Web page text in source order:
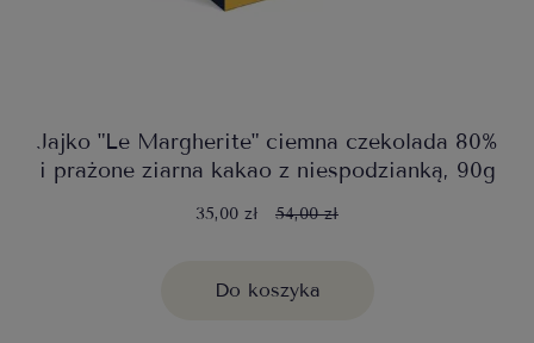
Jajko "Le Margherite" ciemna czekolada 80%
i prażone ziarna kakao z niespodzianką, 90g
35,00 zł 54,00 zł
Do koszyka